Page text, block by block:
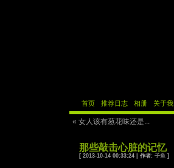
首页 推荐日志 相册 关于我
« 女人该有葱花味还是...
那些敲击心脏的记忆­
[ 2013-10-14 00:33:24 | 作者: 子鱼]